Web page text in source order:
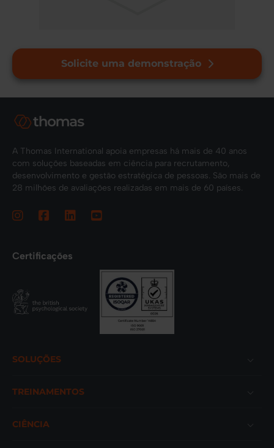
Solicite uma demonstração
A Thomas International apoia empresas há mais de 40 anos
com soluções baseadas em ciência para recrutamento,
desenvolvimento e gestão estratégica de pessoas. São mais de
28 milhões de avaliações realizadas em mais de 60 países.
Certificações
SOLUÇÕES
TREINAMENTOS
CIÊNCIA